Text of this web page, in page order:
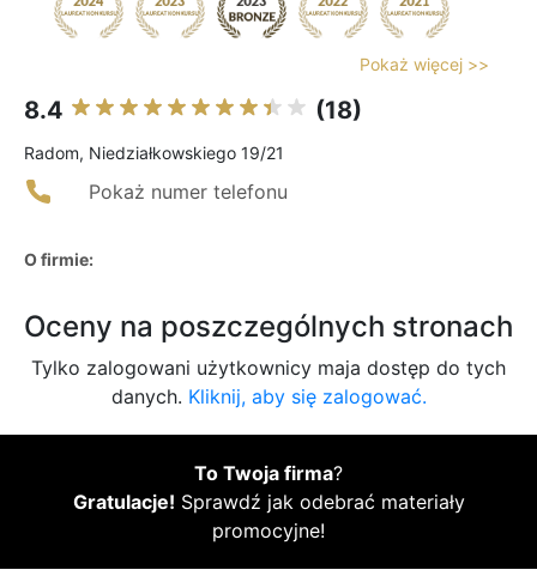
Pokaż więcej >>
8.4 (18)
Radom, Niedziałkowskiego 19/21
Pokaż numer telefonu
O firmie:
Oceny na poszczególnych stronach
Tylko zalogowani użytkownicy maja dostęp do tych
danych. Kliknij, aby się zalogować.
To Twoja firma?
Gratulacje! Sprawdź jak odebrać materiały
promocyjne!